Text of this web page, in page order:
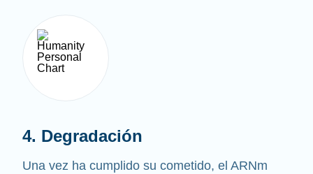
4. Degradación
Una vez ha cumplido su cometido, el ARNm